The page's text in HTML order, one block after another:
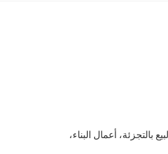
بالتجزئة، أعمال البناء،